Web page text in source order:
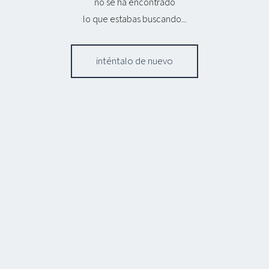
lo que estabas buscando...
inténtalo de nuevo